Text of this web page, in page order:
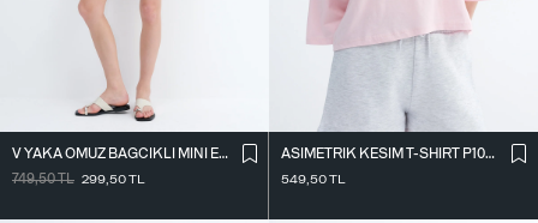
V YAKA OMUZ BAĞCIKLI MINI ELBISE E3394
749,50TL 299,50TL
ASIMETRIK KESIM T-SHIRT P10719
549,50TL